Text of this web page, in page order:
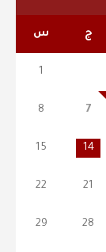
ج س
1
7
8
14
15
21
22
28
29